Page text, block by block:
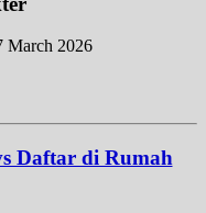
March 2026
Daftar di Rumah